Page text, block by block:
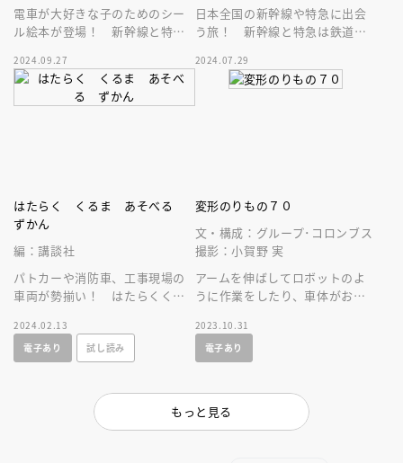
電車が大好きな子のためのシー
ル絵本が登場！ 新幹線と特急
のリュックに入るサイズが嬉し
い♪
2024.09.27
日本全国の新幹線や特急に出会
う旅！ 新幹線と特急は鉄道模
線と特急の顔のシールを貼って
遊ぼう！
2024.07.29
はたらく くるま あそべる
ずかん
編：講談社
パトカーや消防車、工事現場の
車両が勢揃い！ はたらくくる
ながら、はたらくくるまに詳し
くなれる！
2024.02.13
電子あり
試し読み
変形のりもの７０
文・構成：グループ･コロンブス
撮影：小賀野 実
アームを伸ばしてロボットのよ
うに作業をしたり、車体がお店
同士の合体をして活躍をする車
両が大集合！
2023.10.31
電子あり
もっと見る